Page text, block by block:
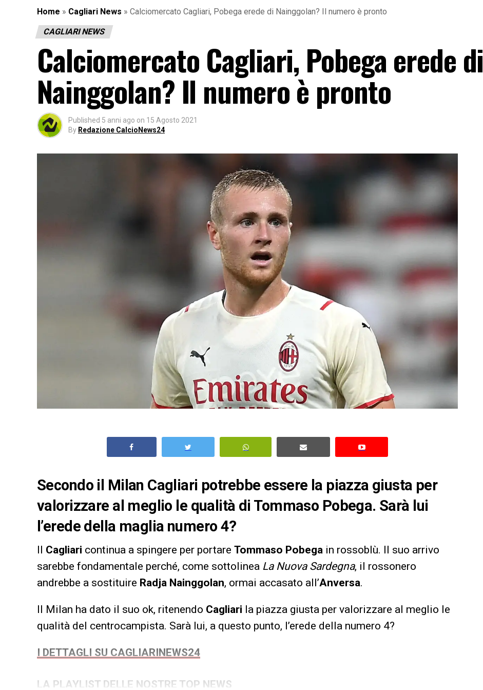
Home » Cagliari News » Calciomercato Cagliari, Pobega erede di Nainggolan? Il numero è pronto
CAGLIARI NEWS
Calciomercato Cagliari, Pobega erede di
Nainggolan? Il numero è pronto
Published 5 anni ago on 15 Agosto 2021
By Redazione CalcioNews24
Secondo il Milan Cagliari potrebbe essere la piazza giusta per
valorizzare al meglio le qualità di Tommaso Pobega. Sarà lui
l’erede della maglia numero 4?
Il Cagliari continua a spingere per portare Tommaso Pobega in rossoblù. Il suo arrivo
sarebbe fondamentale perché, come sottolinea La Nuova Sardegna, il rossonero
andrebbe a sostituire Radja Nainggolan, ormai accasato all’Anversa.
Il Milan ha dato il suo ok, ritenendo Cagliari la piazza giusta per valorizzare al meglio le
qualità del centrocampista. Sarà lui, a questo punto, l’erede della numero 4?
I DETTAGLI SU CAGLIARINEWS24
LA PLAYLIST DELLE NOSTRE TOP NEWS